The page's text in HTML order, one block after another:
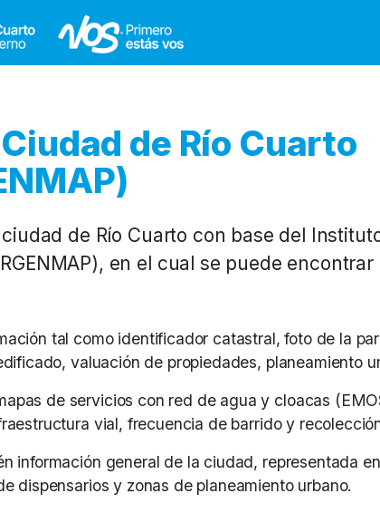
Gobierno de Río Cuarto
de Río Cuarto
de Río Cuarto con base del
en el cual se puede
tal como identificador catastral, foto de la
valuación de propiedades, planeamiento
de servicios con red de agua y cloacas
vial, frecuencia de barrido y
información general de la ciudad, representada
dispensarios y zonas de planeamiento urbano.